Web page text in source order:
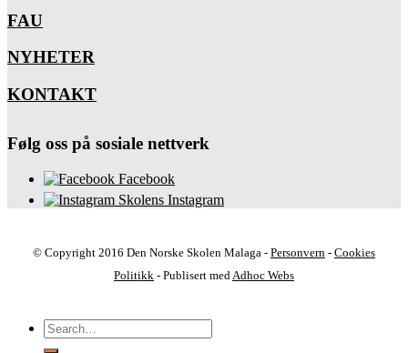
FAU
NYHETER
KONTAKT
Følg oss på sosiale nettverk
Facebook
Skolens Instagram
© Copyright 2016 Den Norske Skolen Malaga - Personvern - Cookies
Politikk - Publisert med Adhoc Webs